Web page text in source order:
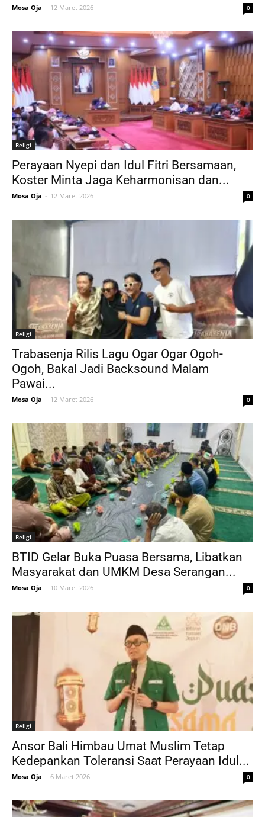
Mosa Oja - 12 Maret 2026 0
Religi
Perayaan Nyepi dan Idul Fitri Bersamaan,
Koster Minta Jaga Keharmonisan dan...
Mosa Oja - 12 Maret 2026 0
Religi
Trabasenja Rilis Lagu Ogar Ogar Ogoh-
Ogoh, Bakal Jadi Backsound Malam
Pawai...
Mosa Oja - 12 Maret 2026 0
Religi
BTID Gelar Buka Puasa Bersama, Libatkan
Masyarakat dan UMKM Desa Serangan...
Mosa Oja - 10 Maret 2026 0
Religi
Ansor Bali Himbau Umat Muslim Tetap
Kedepankan Toleransi Saat Perayaan Idul...
Mosa Oja - 6 Maret 2026 0